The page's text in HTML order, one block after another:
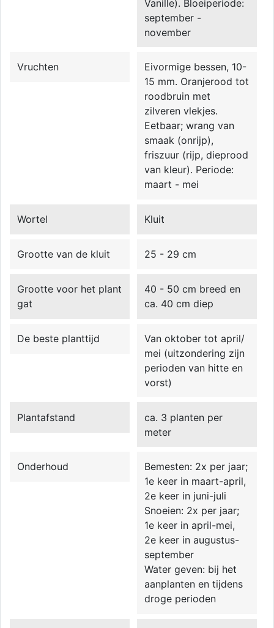
Vanille). Bloeiperiode:
september -
november
Vruchten
Eivormige bessen, 10-
15 mm. Oranjerood tot
roodbruin met
zilveren vlekjes.
Eetbaar; wrang van
smaak (onrijp),
friszuur (rijp, dieprood
van kleur). Periode:
maart - mei
Wortel Kluit
Grootte van de kluit 25 - 29 cm
Grootte voor het plant
gat
40 - 50 cm breed en
ca. 40 cm diep
De beste planttijd
Van oktober tot april/
mei (uitzondering zijn
perioden van hitte en
vorst)
Plantafstand
ca. 3 planten per
meter
Onderhoud
Bemesten: 2x per jaar;
1e keer in maart-april,
2e keer in juni-juli
Snoeien: 2x per jaar;
1e keer in april-mei,
2e keer in augustus-
september
Water geven: bij het
aanplanten en tijdens
droge perioden